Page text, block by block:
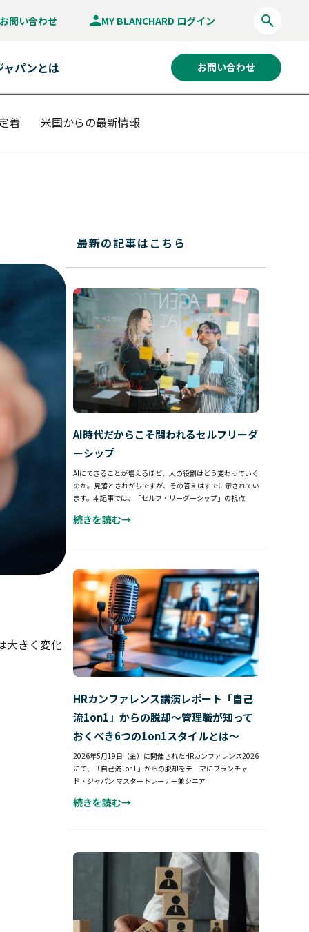
お問い合わせ MY BLANCHARD ログイン
パンとは お問い合わせ
着 米国からの最新情報
大きく変化
最新の記事はこちら
AI時代だからこそ問われるセルフリーダ
ーシップ
AIにできることが増えるほど、人の役割はどう変わっていく
のか。見落とされがちですが、その答えはすでに示されてい
ます。本記事では、「セルフ・リーダーシップ」の視点
続きを読む→
HRカンファレンス講演レポート「自己
流1on1」からの脱却～管理職が知って
おくべき6つの1on1スタイルとは～
2026年5月19日（金）に開催されたHRカンファレンス2026
にて、「自己流1on1」からの脱却をテーマにブランチャー
ド・ジャパン マスタートレーナー兼シニア
続きを読む→